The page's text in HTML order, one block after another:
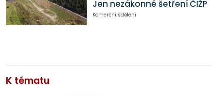
Jen nezákonné šetření ČIŽP
Komerční sdělení
K tématu